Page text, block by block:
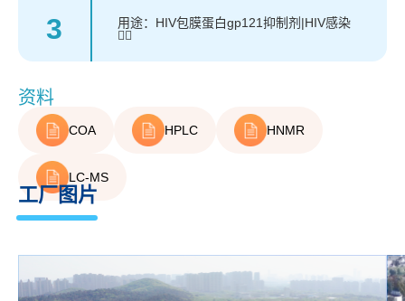
3
用途：HIV包膜蛋白gp121抑制剂|HIV感染

资料
COA HPLC HNMR
LC-MS
工厂图片